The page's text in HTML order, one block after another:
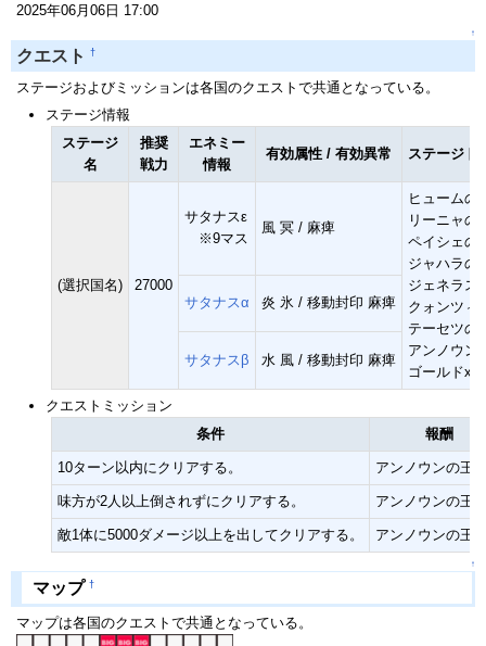
2025年06月06日 17:00
↑
クエスト †
ステージおよびミッションは各国のクエストで共通となっている。
ステージ情報
ステージ
名
推奨
戦力
エネミー
情報
有効属性 / 有効異常 ステージド
(選択国名) 27000
サタナスε
※9マス
風 冥 / 麻痺
ヒュームの
リーニャの
ペイシェの
ジャハラの
ジェネラス
クォンツィ
テーセツの
アンノウン
ゴールドx80
サタナスα 炎 氷 / 移動封印 麻痺
サタナスβ 水 風 / 移動封印 麻痺
クエストミッション
条件
報酬
10ターン以内にクリアする。 アンノウンの王
味方が2人以上倒されずにクリアする。 アンノウンの王
敵1体に5000ダメージ以上を出してクリアする。 アンノウンの王
↑
マップ †
マップは各国のクエストで共通となっている。